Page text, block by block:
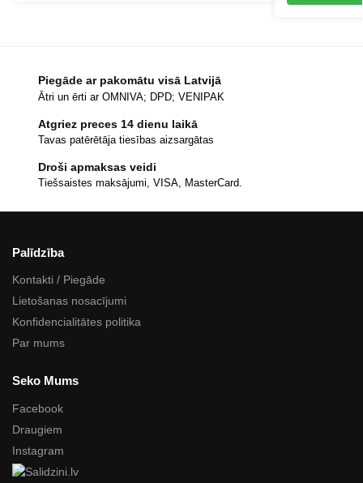
Piegāde ar pakomātu visā Latvijā
Ātri un ērti ar OMNIVA; DPD; VENIPAK
Atgriez preces 14 dienu laikā
Tavas patērētāja tiesības aizsargātas
Droši apmaksas veidi
Tiešsaistes maksājumi, VISA, MasterCard.
Palīdzība
Kontakti / Piegāde
Lietošanas nosacījumi
Konfidencialitātes politika
Par mums
Seko Mums
Facebook
Draugiem
Instagram